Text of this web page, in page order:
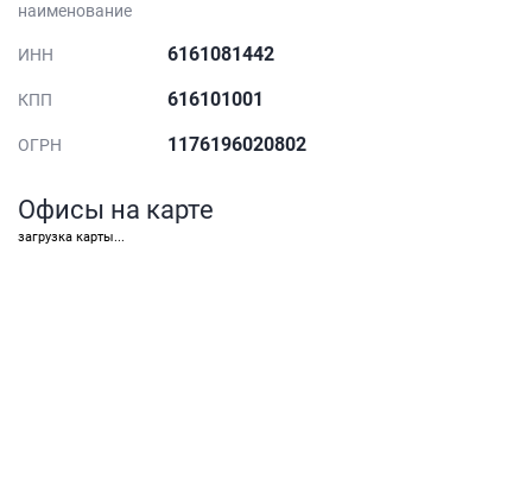
наименование
ИНН 6161081442
КПП 616101001
ОГРН 1176196020802
Офисы на карте
загрузка карты...